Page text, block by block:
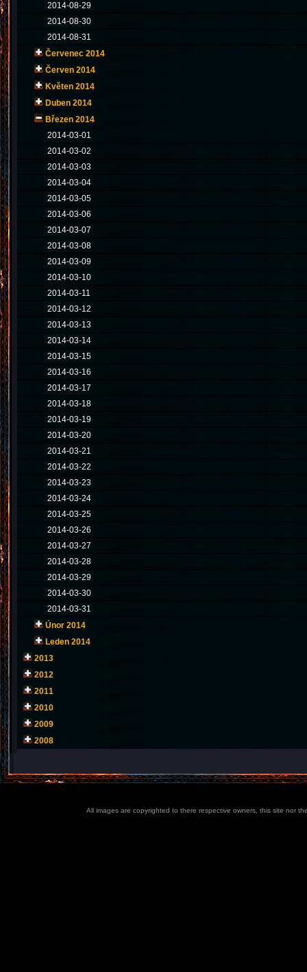
2014-08-29
2014-08-30
2014-08-31
Červenec 2014
Červen 2014
Květen 2014
Duben 2014
Březen 2014
2014-03-01
2014-03-02
2014-03-03
2014-03-04
2014-03-05
2014-03-06
2014-03-07
2014-03-08
2014-03-09
2014-03-10
2014-03-11
2014-03-12
2014-03-13
2014-03-14
2014-03-15
2014-03-16
2014-03-17
2014-03-18
2014-03-19
2014-03-20
2014-03-21
2014-03-22
2014-03-23
2014-03-24
2014-03-25
2014-03-26
2014-03-27
2014-03-28
2014-03-29
2014-03-30
2014-03-31
Únor 2014
Leden 2014
2013
2012
2011
2010
2009
2008
All images are copyrighted to there respective owners, this site nor